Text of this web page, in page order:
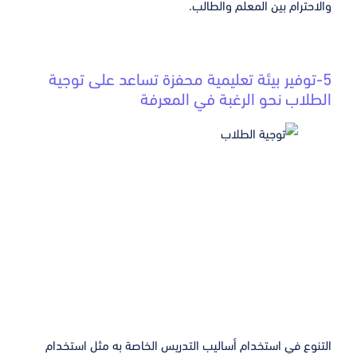
والاحترام بين المعلم والطالب.
5-توفير بيئة تعليمية محفزة تساعد على توجية
الطلاب نحو الرغبة في المعرفة
التنوع في استخدام أساليب التدريس الخاصة به مثل استخدام